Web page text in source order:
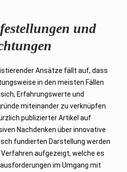
und
Ansätze fällt auf, dass
in den meisten Fällen
Erfahrungswerte und
miteinander zu verknüpfen.
publizierter Artikel auf
Nachdenken über innovative
fundierten Darstellung werden
aufgezeigt, welche es
im Umgang mit